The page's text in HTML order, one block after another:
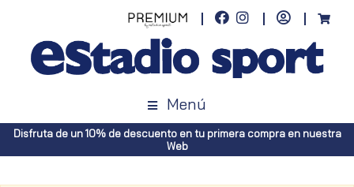
Menú
Disfruta de un 10% de descuento en tu primera compra en nuestra
Web